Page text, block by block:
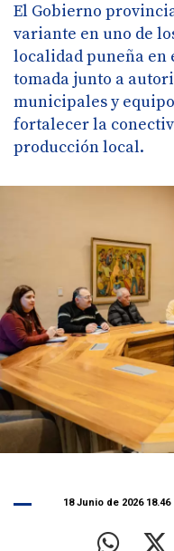
El Gobierno
variante en uno de
localidad puneña en
tomada junto a
municipales y
fortalecer la
producción local.
18 Junio de 2026 18.46